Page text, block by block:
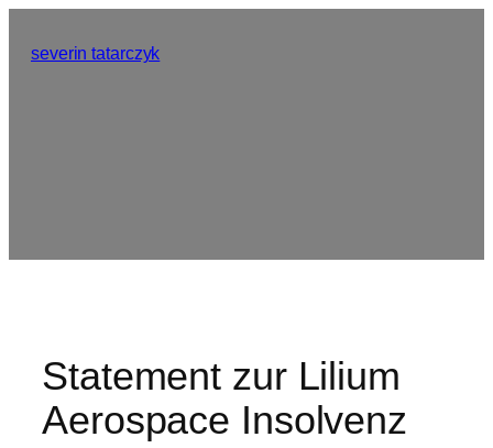
Inhalt
severin tatarczyk
Statement zur Lilium
Aerospace Insolvenz